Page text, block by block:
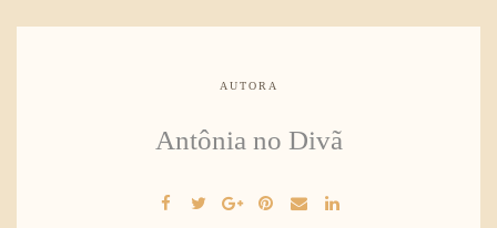
AUTORA
Antônia no Divã